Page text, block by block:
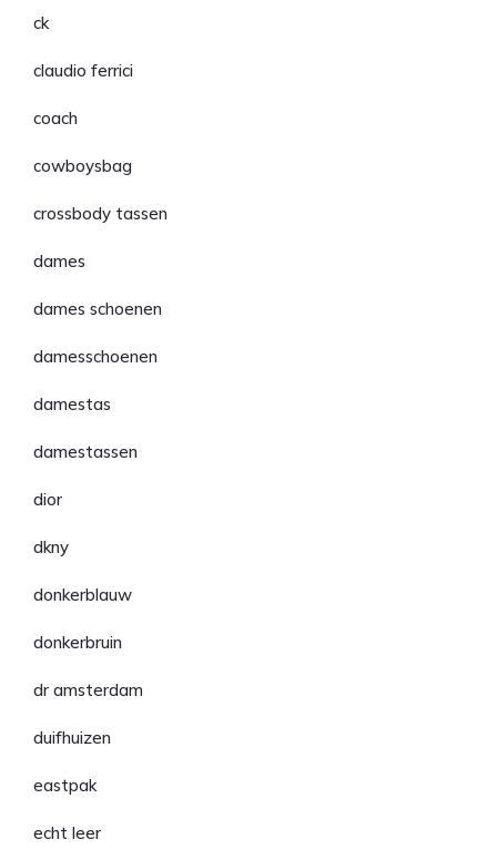
ck
claudio ferrici
coach
cowboysbag
crossbody tassen
dames
dames schoenen
damesschoenen
damestas
damestassen
dior
dkny
donkerblauw
donkerbruin
dr amsterdam
duifhuizen
eastpak
echt leer